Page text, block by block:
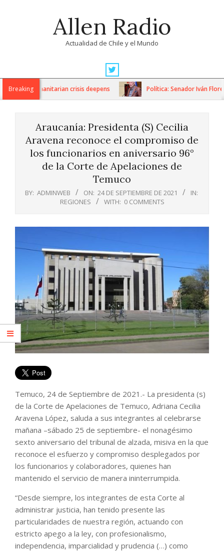
Allen Radio
Actualidad de Chile y el Mundo
Navigation
MenuBreaking
as humanitarian crisis deepens Política: Senador Iván Flores
Araucanía: Presidenta (S) Cecilia
Aravena reconoce el compromiso de
los funcionarios en aniversario 96°
de la Corte de Apelaciones de
Temuco
BY: ADMINWEB ON: 24 DE SEPTIEMBRE DE 2021
IN:
REGIONES
WITH: 0 COMMENTS
Temuco, 24 de Septiembre de 2021.- La presidenta (s)
de la Corte de Apelaciones de Temuco, Adriana Cecilia
Aravena López, saluda a sus integrantes al celebrarse
mañana –sábado 25 de septiembre- el nonagésimo
sexto aniversario del tribunal de alzada, misiva en la que
reconoce el esfuerzo y compromiso desplegados por
los funcionarios y colaboradores, quienes han
mantenido el servicio de manera ininterrumpida.
“Desde siempre, los integrantes de esta Corte al
administrar justicia, han tenido presente las
particularidades de nuestra región, actuando con
estricto apego a la ley, con profesionalismo,
independencia, imparcialidad y prudencia (…) como